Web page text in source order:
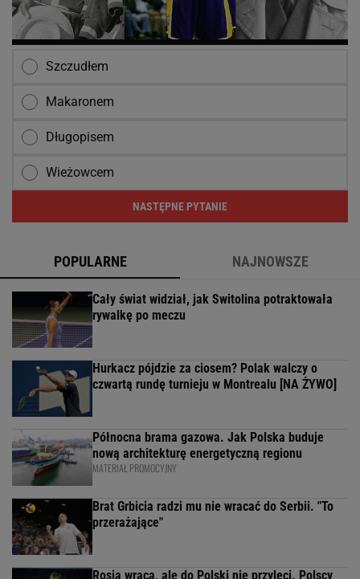
Szczudłem
Makaronem
Długopisem
Wieżowcem
NASTĘPNE PYTANIE
POPULARNE NAJNOWSZE
Cały świat widział, jak Switolina potraktowała
rywalkę po meczu
Hurkacz pójdzie za ciosem? Polak walczy o
czwartą rundę turnieju w Montrealu [NA ŻYWO]
Północna brama gazowa. Jak Polska buduje
nową architekturę energetyczną regionu
MATERIAŁ PROMOCYJNY
Brat Grbicia radzi mu nie wracać do Serbii. "To
przerażające"
Rosja wraca, ale do Polski nie przyleci. Polscy